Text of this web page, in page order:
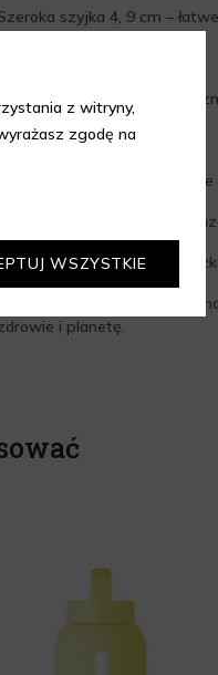
szyjka 4, 9 cm –
Profilowany kształt i
spożycia wody
Możliwość mycia w
Nie zaleca się do napojów
(słomka,
Trwała, estetyczna i
i planetę.
z witryny,
zgodę na
WSZYSTKIE